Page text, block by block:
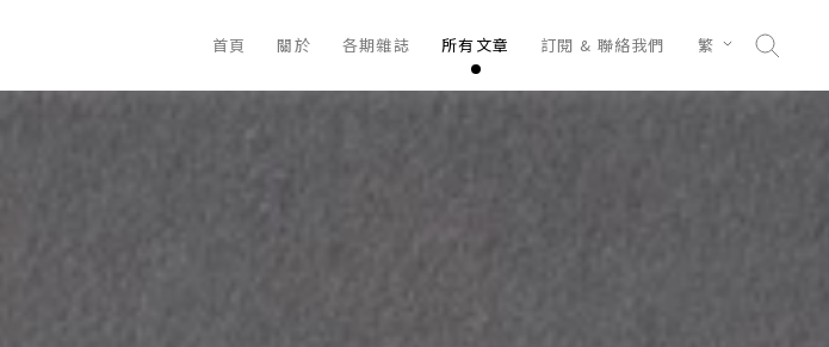
首頁 關於 各期雜誌 所有文章 訂閱 & 聯絡我們 繁